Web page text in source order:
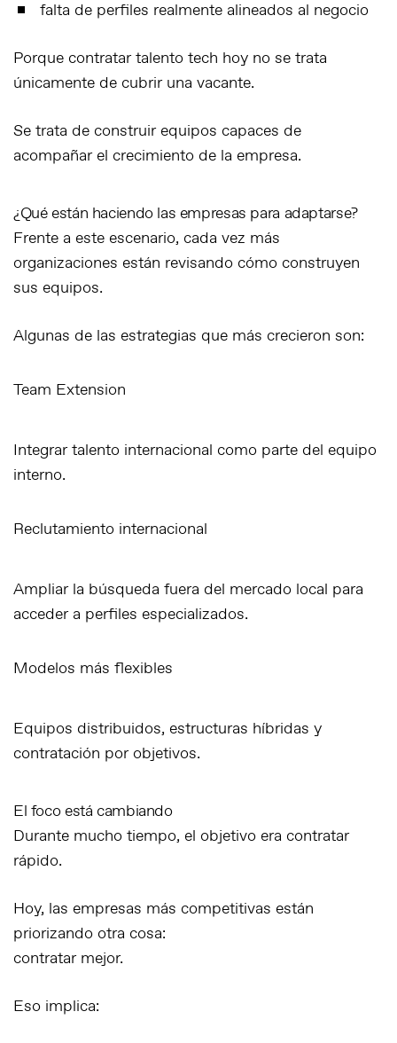
falta de perfiles realmente alineados al negocio
Porque contratar talento tech hoy no se trata
únicamente de cubrir una vacante.
Se trata de construir equipos capaces de
acompañar el crecimiento de la empresa.
¿Qué están haciendo las empresas para adaptarse?
Frente a este escenario, cada vez más
organizaciones están revisando cómo construyen
sus equipos.
Algunas de las estrategias que más crecieron son:
Team Extension
Integrar talento internacional como parte del equipo
interno.
Reclutamiento internacional
Ampliar la búsqueda fuera del mercado local para
acceder a perfiles especializados.
Modelos más flexibles
Equipos distribuidos, estructuras híbridas y
contratación por objetivos.
El foco está cambiando
Durante mucho tiempo, el objetivo era contratar
rápido.
Hoy, las empresas más competitivas están
priorizando otra cosa:
contratar mejor.
Eso implica: